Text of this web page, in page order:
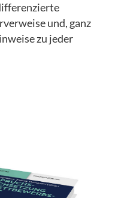
und, ganz
zu jeder